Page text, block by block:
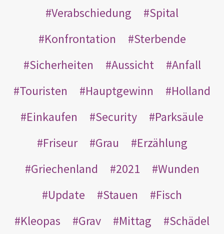
Verabschiedung
Spital
Konfrontation
Sterbende
Sicherheiten
Aussicht
Anfall
Touristen
Hauptgewinn
Holland
Einkaufen
Security
Parksäule
Friseur
Grau
Erzählung
Griechenland
2021
Wunden
Update
Stauen
Fisch
Kleopas
Grav Mittag Schädel